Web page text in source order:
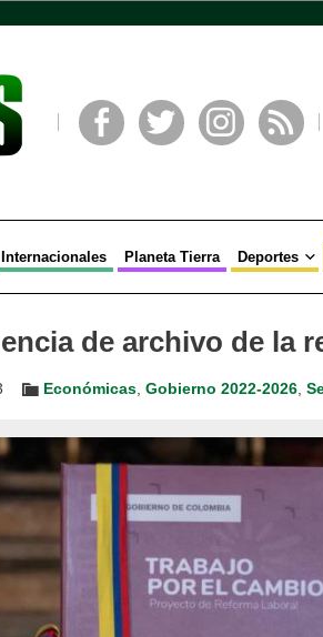
Internacionales Planeta Tierra Deportes
de archivo de la
Económicas Gobierno 2022-2026